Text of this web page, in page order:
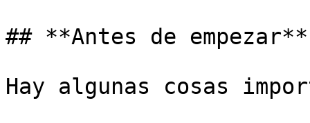
## **Antes de empezar**
Hay algunas cosas